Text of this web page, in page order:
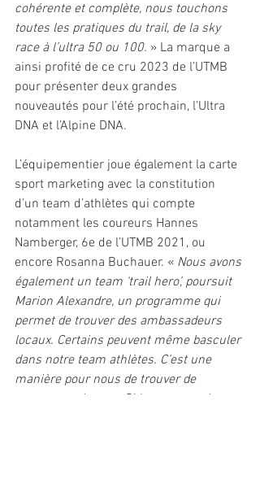
cohérente et complète, nous touchons
toutes les pratiques du trail, de la sky
race à l’ultra 50 ou 100. » La marque a
ainsi profité de ce cru 2023 de l’UTMB
pour présenter deux grandes
nouveautés pour l’été prochain, l’Ultra
DNA et l’Alpine DNA.
L’équipementier joue également la carte
sport marketing avec la constitution
d’un team d’athlètes qui compte
notamment les coureurs Hannes
Namberger, 6e de l’UTMB 2021, ou
encore Rosanna Buchauer. « Nous avons
également un team ‘trail hero’, poursuit
Marion Alexandre, un programme qui
permet de trouver des ambassadeurs
locaux. Certains peuvent même basculer
dans notre team athlètes. C’est une
manière pour nous de trouver de
nouveaux talents.
» Si le segment du